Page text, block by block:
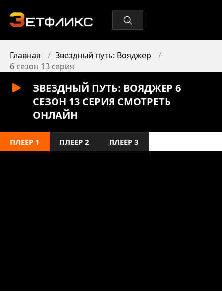
Главная
Звездный путь: Вояджер
6 сезон 13 серия
ЗВЕЗДНЫЙ ПУТЬ: ВОЯДЖЕР 6
СЕЗОН 13 СЕРИЯ СМОТРЕТЬ
ОНЛАЙН
ПЛЕЕР 1 ПЛЕЕР 2 ПЛЕЕР 3